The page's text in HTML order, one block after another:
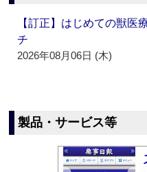
【訂正】はじめての獣
チ
2026年08月06日 (木)
製品・サービス等